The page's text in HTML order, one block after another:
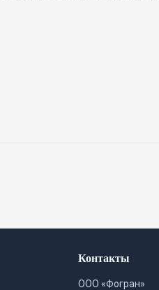
Контакты
ООО «Фогран»